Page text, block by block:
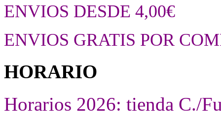
ENVIOS DESDE 4,00€
ENVIOS GRATIS POR
HORARIO
Horarios 2026: tienda C./